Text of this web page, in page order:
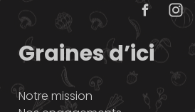
Graines d’ici
Notre mission